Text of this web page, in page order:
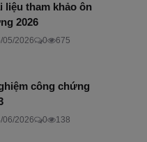
liệu tham khảo ôn
2026
05/2026 0 675
công chứng
06/2026 0 138